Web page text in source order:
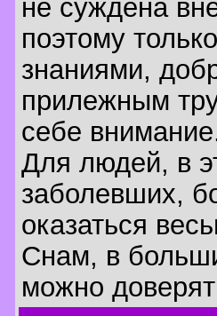
не суждена
поэтому
знаниями,
прилежным
себе
Для людей, в
заболевших,
оказаться
Снам, в
можно